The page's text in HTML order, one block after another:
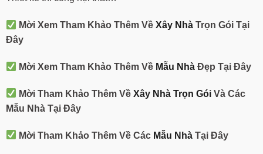
Mời Xem Tham Khảo Thêm VềXây Nhà Trọn Gói Tại
Đây
Mời Xem Tham Khảo Thêm Về Mẫu Nhà Đẹp Tại Đây
Mời Tham Khảo Thêm VềXây Nhà Trọn Gói Và Các
Mẫu Nhà Tại Đây
Mời Tham Khảo Thêm Về Các Mẫu Nhà Tại Đây